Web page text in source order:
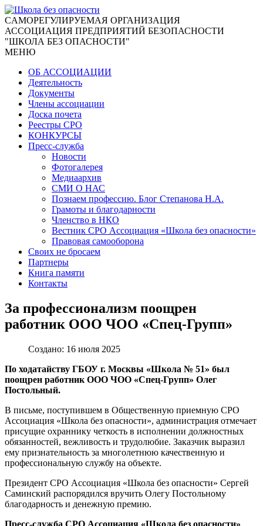
CАМОРЕГУЛИРУЕМАЯ ОРГАНИЗАЦИЯ
АССОЦИАЦИЯ ПРЕДПРИЯТИЙ БЕЗОПАСНОСТИ
"ШКОЛА БЕЗ ОПАСНОСТИ"
МЕНЮ
ОБ АССОЦИАЦИИ
Деятельность
Документы
Члены ассоциации
Доска почета
Реестры СРО
КОНКУРСЫ
Пресс-служба
Новости
Фотогалерея
Медиаархив
СМИ О НАС
Познаем профессию. Блог Степанова Н.А.
Грамоты и благодарности
Членство в НКО
Вестник СРО Ассоциация «Школа без опасности»
Правовая самооборона
Своих не бросаем
Партнеры
Книга памяти
Контакты
За профессионализм поощрен
работник ООО ЧОО «Спец-Групп»
Создано: 16 июля 2025
По ходатайству ГБОУ г. Москвы «Школа № 51» был
поощрен работник ООО ЧОО «Спец-Групп» Олег
Постольный.
В письме, поступившем в Общественную приемную СРО
Ассоциация «Школа без опасности», администрация отмечает
присущие охраннику четкость в исполнении должностных
обязанностей, вежливость и трудолюбие. Заказчик выразил
ему признательность за многолетнюю качественную и
профессиональную службу на объекте.
Президент СРО Ассоциация «Школа без опасности» Сергей
Саминский распорядился вручить Олегу Постольному
благодарность и денежную премию.
Пресс-служба СРО Ассоциация «Школа без опасности»